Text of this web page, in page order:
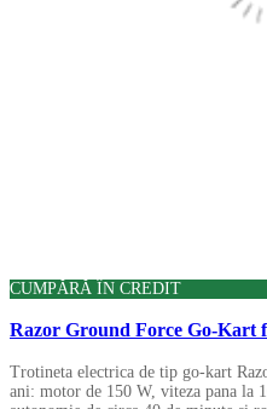
CUMPĂRĂ ÎN CREDIT
Razor Ground Force Go-Kart
Trotineta electrica de tip go-kart
ani: motor de 150 W, viteza pana la